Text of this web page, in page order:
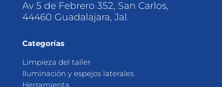
Av 5 de Febrero 352, San Carlos,
44460 Guadalajara, Jal.
Categorías
Limpieza del taller
Iluminación y espejos laterales
Herramienta